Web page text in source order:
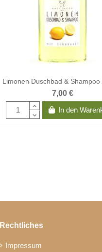
Limonen Duschbad & Shampoo
7,00 €
In den
Rechtliches
Impressum